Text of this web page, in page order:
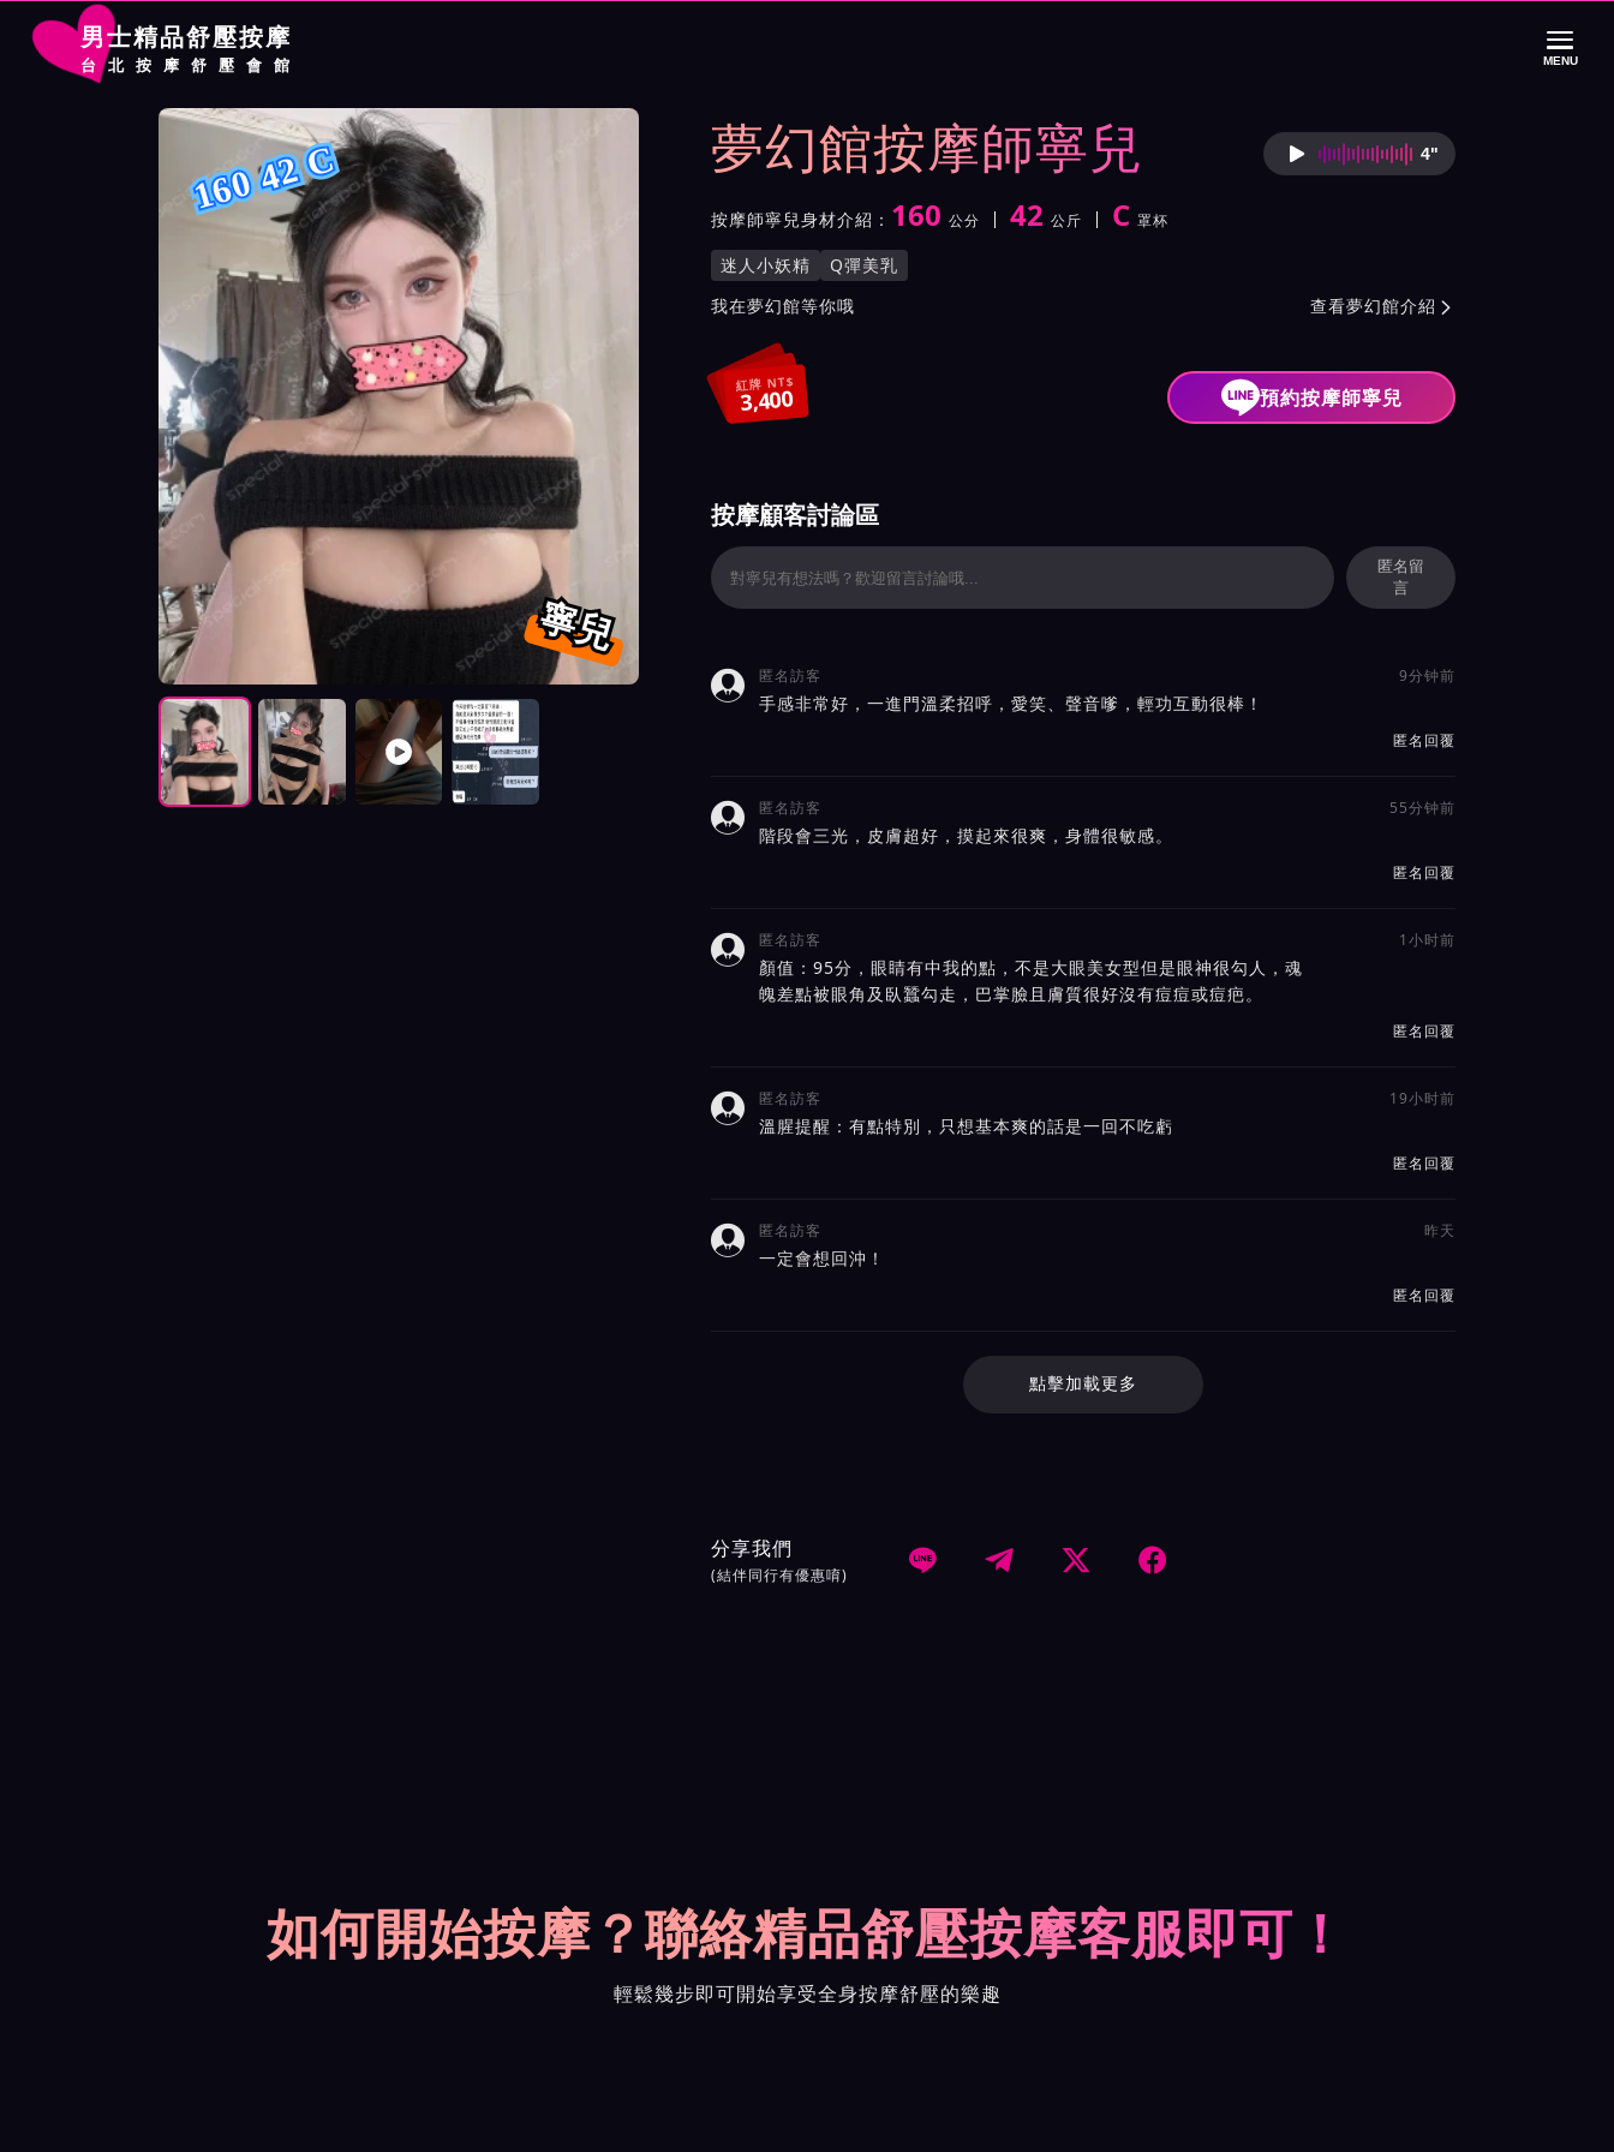
男士精品舒壓按摩
台北按摩舒壓會館 MENU
夢幻館按摩師寧兒詳細介紹
夢幻館按摩師寧兒 按摩師寧兒語音介
4"
按摩師寧兒身材介紹： 身高
160 公分
體重 42 公斤
罩杯 C 罩杯
按摩師寧兒服務風格與特色
迷人小妖精 Q彈美乳
按摩師寧兒所屬按摩會館介紹與班表
我在夢幻館等你哦 查看夢幻館介紹 
紅牌 NT$
3,400 預約按摩師寧兒
夢幻館按摩師寧兒照片展示與影片介紹及客戶評價截屏
寧兒
160 42 C
按摩師寧兒照片展示與影片介紹及客戶評價截屏展示
按摩顧客討論區
匿名留
言
 匿名訪客 9分钟前
手感非常好，一進門溫柔招呼，愛笑、聲音嗲，輕功互動很棒！
匿名回覆
 匿名訪客 55分钟前
階段會三光，皮膚超好，摸起來很爽，身體很敏感。
匿名回覆
 匿名訪客 1小时前
顏值：95分，眼睛有中我的點，不是大眼美女型但是眼神很勾人，魂
魄差點被眼角及臥蠶勾走，巴掌臉且膚質很好沒有痘痘或痘疤。
匿名回覆
 匿名訪客 19小时前
溫腥提醒：有點特別，只想基本爽的話是一回不吃虧
匿名回覆
 匿名訪客 昨天
一定會想回沖！
匿名回覆
點擊加載更多
分享我們
(結伴同行有優惠唷)
   
如何開始按摩？聯絡精品舒壓按摩客服即可！
輕鬆幾步即可開始享受全身按摩舒壓的樂趣